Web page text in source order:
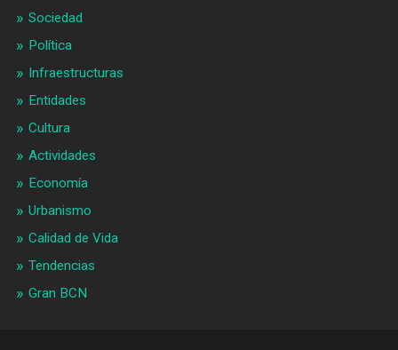
Sociedad
Política
Infraestructuras
Entidades
Cultura
Actividades
Economía
Urbanismo
Calidad de Vida
Tendencias
Gran BCN